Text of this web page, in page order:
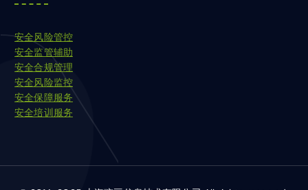
安全风险管控
安全监管辅助
安全合规管理
安全风险监控
安全保障服务
安全培训服务